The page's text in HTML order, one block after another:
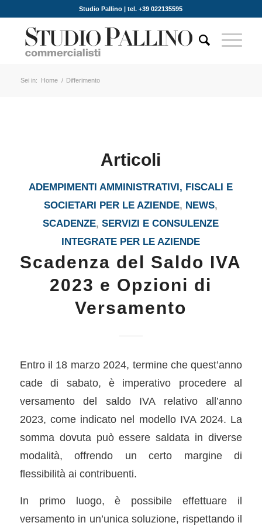
Studio Pallino | tel. +39 022135595
Sei in: Home / Differimento
Articoli
ADEMPIMENTI AMMINISTRATIVI, FISCALI E
SOCIETARI PER LE AZIENDE, NEWS,
SCADENZE,SERVIZI E CONSULENZE
INTEGRATE PER LE AZIENDE
Scadenza del Saldo IVA
2023 e Opzioni di
Versamento
Entro il 18 marzo 2024, termine che quest’anno
cade di sabato, è imperativo procedere al
versamento del saldo IVA relativo all’anno
2023, come indicato nel modello IVA 2024. La
somma dovuta può essere saldata in diverse
modalità, offrendo un certo margine di
flessibilità ai contribuenti.
In primo luogo, è possibile effettuare il
versamento in un’unica soluzione, rispettando il